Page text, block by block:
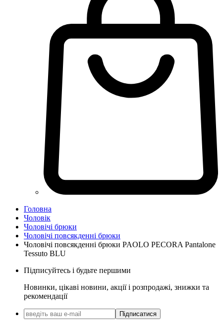
Головна
Чоловік
Чоловічі брюки
Чоловічі повсякденні брюки
Чоловічі повсякденні брюки PAOLO PECORA Pantalone
Tessuto BLU
Підписуйтесь і будьте першими
Новинки, цікаві новини, акції і розпродажі, знижки та
рекомендації
Підписатися